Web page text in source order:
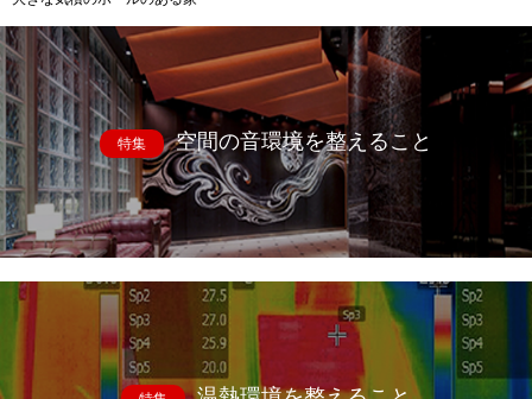
特集 空間の音環境を整えること